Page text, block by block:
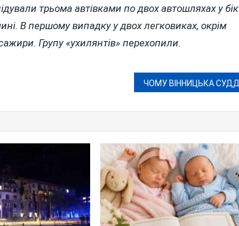
трьома автівками по двох автошляхах у бік
В першому випадку у двох легковиках, окрім
Групу «ухилянтів» перехопили.